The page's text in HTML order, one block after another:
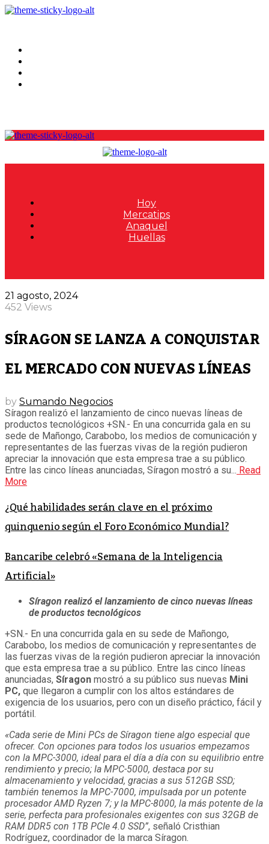
Hoy
Mercatips
Anaquel
Huellas
21 agosto, 2024
452 Views
SÍRAGON SE LANZA A CONQUISTAR
EL MERCADO CON NUEVAS LÍNEAS
by Sumando Negocios
Síragon realizó el lanzamiento de cinco nuevas líneas de
productos tecnológicos +SN.- En una concurrida gala en su
sede de Mañongo, Carabobo, los medios de comunicación y
representantes de las fuerzas vivas de la región pudieron
apreciar la innovación que esta empresa trae a su público.
Entre las cinco líneas anunciadas, Síragon mostró a su... Read
More
¿Qué habilidades serán clave en el próximo
quinquenio según el Foro Económico Mundial?
Bancaribe celebró «Semana de la Inteligencia
Artificial»
Síragon realizó el lanzamiento de cinco nuevas líneas
de productos tecnológicos
+SN.- En una concurrida gala en su sede de Mañongo,
Carabobo, los medios de comunicación y representantes de
las fuerzas vivas de la región pudieron apreciar la innovación
que esta empresa trae a su público. Entre las cinco líneas
anunciadas, Síragon mostró a su público sus nuevas Mini
PC, que llegaron a cumplir con los altos estándares de
exigencia de los usuarios, pero con un diseño práctico, fácil y
portátil.
«Cada serie de Mini PCs de Síragon tiene algo especial que
ofrecer. Con opciones para todos los usuarios empezamos
con la MPC-3000, ideal para el día a día con su equilibrio entre
rendimiento y precio; la MPC-5000, destaca por su
almacenamiento y velocidad, gracias a sus 512GB SSD;
también tenemos la MPC-7000, impulsada por un potente
procesador AMD Ryzen 7; y la MPC-8000, la más potente de la
serie, perfecta para profesionales exigentes con sus 32GB de
RAM DDR5 con 1TB PCIe 4.0 SSD”, señaló Cristhian
Rodríguez, coordinador de la marca Síragon.